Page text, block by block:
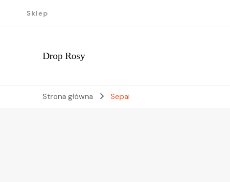
Sklep
Drop Rosy
Strona główna Sepai